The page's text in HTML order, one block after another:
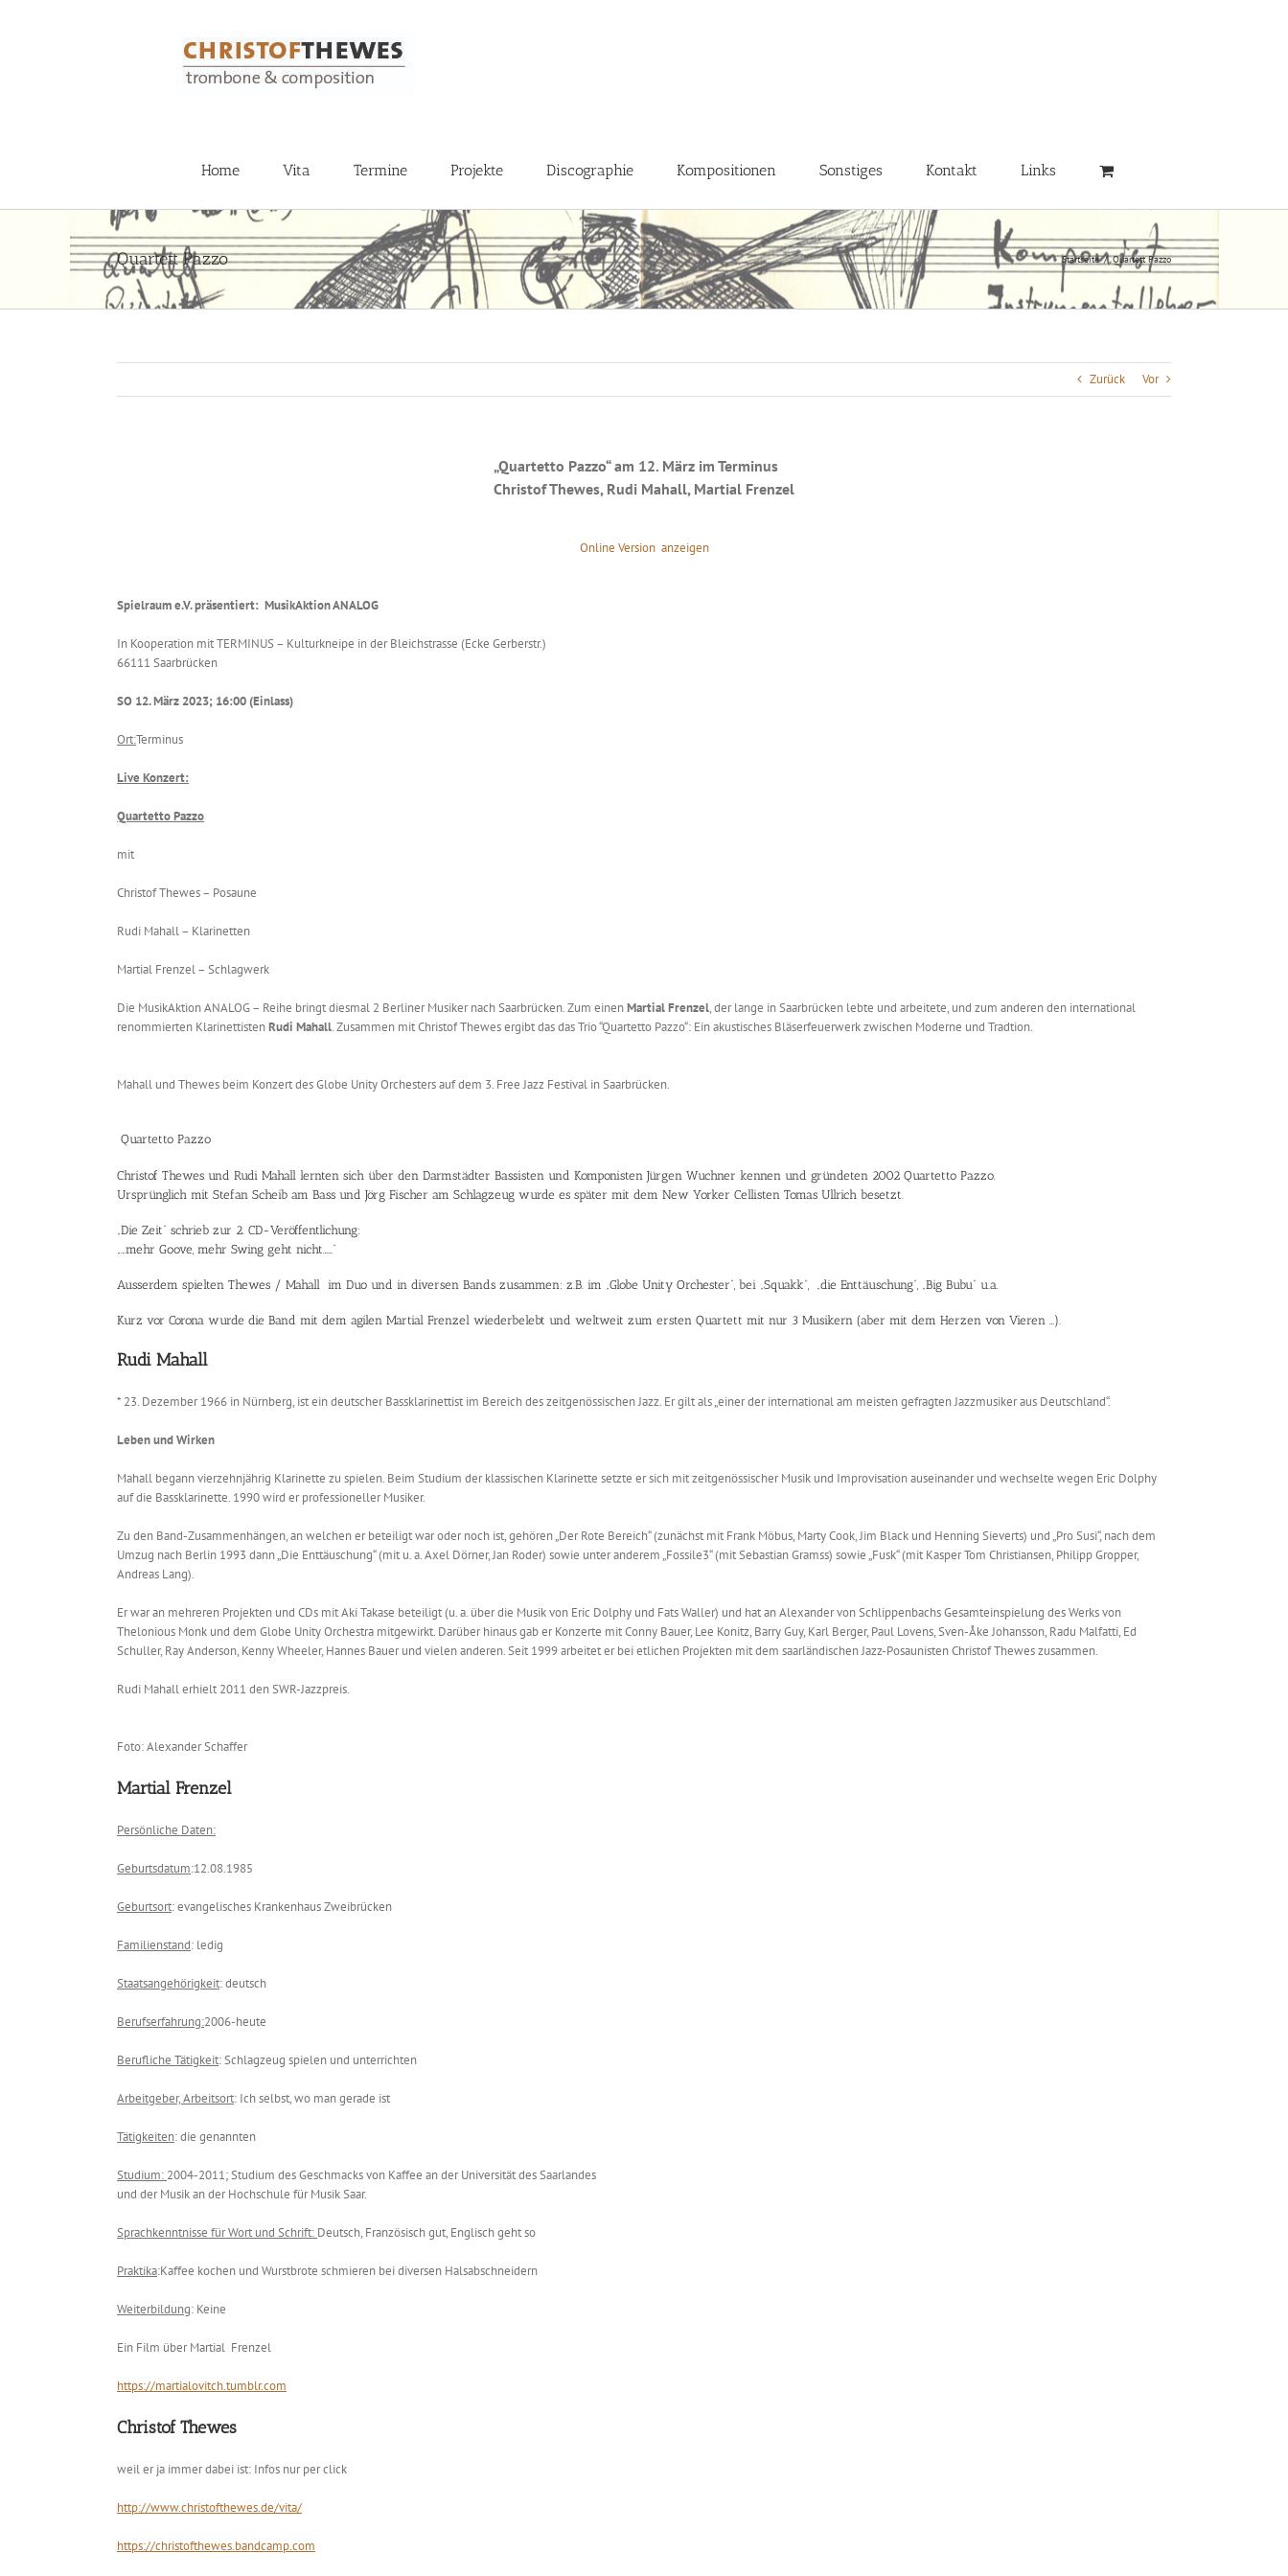
Home Vita Termine Projekte Discographie Kompositionen Sonstiges Kontakt Links
Quartett Pazzo Startseite / Quartett Pazzo
Zurück Vor
„Quartetto Pazzo“ am 12. März im Terminus
Christof Thewes, Rudi Mahall, Martial Frenzel
Online Version anzeigen
Spielraum e.V. präsentiert: MusikAktion ANALOG
In Kooperation mit TERMINUS – Kulturkneipe in der Bleichstrasse (Ecke Gerberstr.)
66111 Saarbrücken
SO 12. März 2023; 16:00 (Einlass)
Ort:Terminus
Live Konzert:
Quartetto Pazzo
mit
Christof Thewes – Posaune
Rudi Mahall – Klarinetten
Martial Frenzel – Schlagwerk
Die MusikAktion ANALOG – Reihe bringt diesmal 2 Berliner Musiker nach Saarbrücken. Zum einenMartial Frenzel, der lange in Saarbrücken lebte und arbeitete, und zum anderen den international
renommierten KlarinettistenRudi Mahall. Zusammen mit Christof Thewes ergibt das das Trio “Quartetto Pazzo“: Ein akustisches Bläserfeuerwerk zwischen Moderne und Tradtion.
Mahall und Thewes beim Konzert des Globe Unity Orchesters auf dem 3. Free Jazz Festival in Saarbrücken.
Quartetto Pazzo
Christof Thewes und Rudi Mahall lernten sich über den Darmstädter Bassisten und Komponisten Jürgen Wuchner kennen und gründeten 2002 Quartetto Pazzo.
Ursprünglich mit Stefan Scheib am Bass und Jörg Fischer am Schlagzeug wurde es später mit dem New Yorker Cellisten Tomas Ullrich besetzt.
„Die Zeit“ schrieb zur 2. CD-Veröffentlichung:
„…mehr Goove, mehr Swing geht nicht……“
Ausserdem spielten Thewes / Mahall im Duo und in diversen Bands zusammen: z.B. im „Globe Unity Orchester“, bei „Squakk“, „die Enttäuschung“, „Big Bubu“ u.a.
Kurz vor Corona wurde die Band mit dem agilen Martial Frenzel wiederbelebt und weltweit zum ersten Quartett mit nur 3 Musikern (aber mit dem Herzen von Vieren …).
Rudi Mahall
* 23. Dezember 1966 in Nürnberg, ist ein deutscher Bassklarinettist im Bereich des zeitgenössischen Jazz. Er gilt als „einer der international am meisten gefragten Jazzmusiker aus Deutschland“.
Leben und Wirken
Mahall begann vierzehnjährig Klarinette zu spielen. Beim Studium der klassischen Klarinette setzte er sich mit zeitgenössischer Musik und Improvisation auseinander und wechselte wegen Eric Dolphy
auf die Bassklarinette. 1990 wird er professioneller Musiker.
Zu den Band-Zusammenhängen, an welchen er beteiligt war oder noch ist, gehören „Der Rote Bereich“ (zunächst mit Frank Möbus, Marty Cook, Jim Black und Henning Sieverts) und „Pro Susi“, nach dem
Umzug nach Berlin 1993 dann „Die Enttäuschung“ (mit u. a. Axel Dörner, Jan Roder) sowie unter anderem „Fossile3“ (mit Sebastian Gramss) sowie „Fusk“ (mit Kasper Tom Christiansen, Philipp Gropper,
Andreas Lang).
Er war an mehreren Projekten und CDs mit Aki Takase beteiligt (u. a. über die Musik von Eric Dolphy und Fats Waller) und hat an Alexander von Schlippenbachs Gesamteinspielung des Werks von
Thelonious Monk und dem Globe Unity Orchestra mitgewirkt. Darüber hinaus gab er Konzerte mit Conny Bauer, Lee Konitz, Barry Guy, Karl Berger, Paul Lovens, Sven-Åke Johansson, Radu Malfatti, Ed
Schuller, Ray Anderson, Kenny Wheeler, Hannes Bauer und vielen anderen. Seit 1999 arbeitet er bei etlichen Projekten mit dem saarländischen Jazz-Posaunisten Christof Thewes zusammen.
Rudi Mahall erhielt 2011 den SWR-Jazzpreis.
Foto: Alexander Schaffer
Martial Frenzel
Persönliche Daten:
Geburtsdatum:12.08.1985
Geburtsort: evangelisches Krankenhaus Zweibrücken
Familienstand: ledig
Staatsangehörigkeit: deutsch
Berufserfahrung:2006-heute
Berufliche Tätigkeit: Schlagzeug spielen und unterrichten
Arbeitgeber, Arbeitsort: Ich selbst, wo man gerade ist
Tätigkeiten: die genannten
Studium: 2004-2011; Studium des Geschmacks von Kaffee an der Universität des Saarlandes
und der Musik an der Hochschule für Musik Saar.
Sprachkenntnisse für Wort und Schrift: Deutsch, Französisch gut, Englisch geht so
Praktika:Kaffee kochen und Wurstbrote schmieren bei diversen Halsabschneidern
Weiterbildung: Keine
Ein Film über Martial Frenzel
https://martialovitch.tumblr.com
Christof Thewes
weil er ja immer dabei ist: Infos nur per click
http://www.christofthewes.de/vita/
https://christofthewes.bandcamp.com